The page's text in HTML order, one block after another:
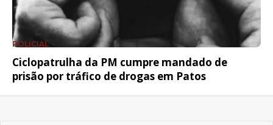
POLICIAL
Ciclopatrulha da PM cumpre mandado de
prisão por tráfico de drogas em Patos